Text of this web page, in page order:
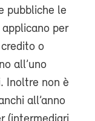
pubbliche le
per
o
all’uno
Inoltre non è
all’anno